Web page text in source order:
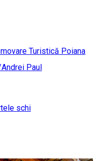
Turistică Poiana
Paul
schi